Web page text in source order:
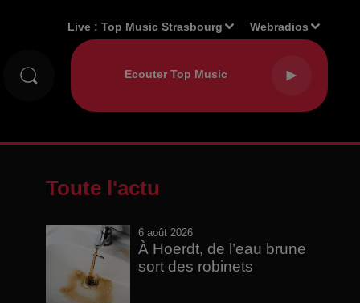
Live :Top Music Strasbourg Webradios
Toute l'actu
6 août 2026
À Hoerdt, de l’eau brune
sort des robinets